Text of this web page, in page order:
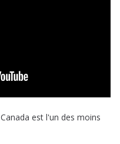
Canada est l'un des moins